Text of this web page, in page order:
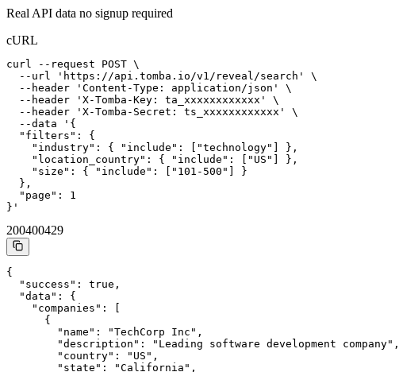
Real API data no signup required
cURL
curl --request POST \
  --url 'https://api.tomba.io/v1/reveal/search' \
  --header 'Content-Type: application/json' \
  --header 'X-Tomba-Key: ta_xxxxxxxxxxxx' \
  --header 'X-Tomba-Secret: ts_xxxxxxxxxxxx' \
  --data '{
  "filters": {
    "industry": { "include": ["technology"] },
    "location_country": { "include": ["US"] },
    "size": { "include": ["101-500"] }
  },
  "page": 1
}'
200400429
{
  "success": true,
  "data": {
    "companies": [
      {
        "name": "TechCorp Inc",
        "description": "Leading software development company",
        "country": "US",
        "state": "California",